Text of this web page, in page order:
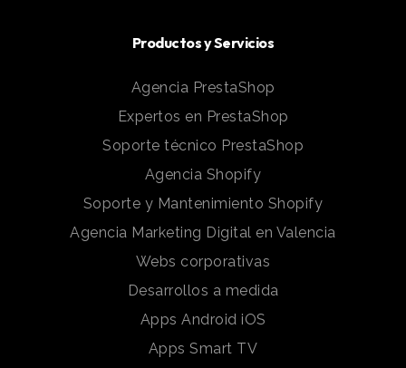
Productos y Servicios
Agencia PrestaShop
Expertos en PrestaShop
Soporte técnico PrestaShop
Agencia Shopify
Soporte y Mantenimiento Shopify
Agencia Marketing Digital en Valencia
Webs corporativas
Desarrollos a medida
Apps Android iOS
Apps Smart TV